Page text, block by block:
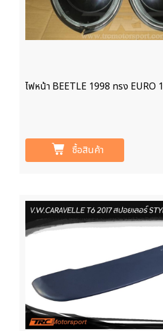
ไฟหน้า BEETLE 1998 ทรง EURO 1
ซื้อสินค้า